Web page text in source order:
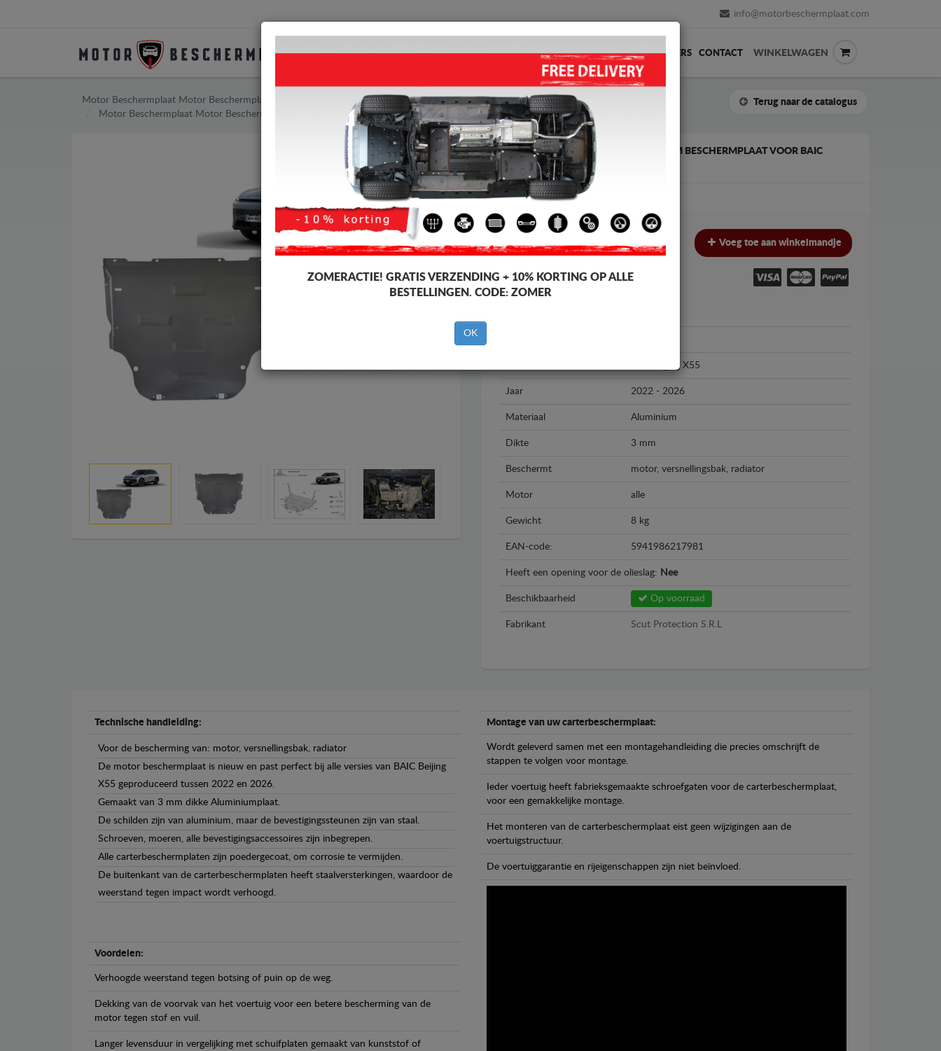
info@motorbeschermplaat.com
BESCHERMPLAAT HOME VERZENDING TERUGMELDING WEDERVERKOPERS CONTACT WINKELWAGEN
Motor Beschermplaat Motor Beschermplaat Baic
Motor Beschermplaat Motor Beschermplaat Baic Beijing X55
Terug naar de catalogus
MOTOR, VERSNELLINGSBAK ALUMINIUM BESCHERMPLAAT VOOR BAIC
BEIJING X55 (2022-2026)
Artikelcode: 40.100ALU
353€ Voeg toe aan winkelmandje
Baic Beijing X55
Jaar 2022 - 2026
Materiaal Aluminium
Dikte 3 mm
Beschermt motor, versnellingsbak, radiator
Motor alle
Gewicht 8 kg
EAN-code: 5941986217981
Heeft een opening voor de olieslag: Nee
Beschikbaarheid Op voorraad
Fabrikant Scut Protection S.R.L
Technische handleiding:
Voor de bescherming van: motor, versnellingsbak, radiator
De motor beschermplaat is nieuw en past perfect bij alle versies van BAIC Beijing
X55 geproduceerd tussen 2022 en 2026.
Gemaakt van 3 mm dikke Aluminiumplaat.
De schilden zijn van aluminium, maar de bevestigingssteunen zijn van staal.
Schroeven, moeren, alle bevestigingsaccessoires zijn inbegrepen.
Alle carterbeschermplaten zijn poedergecoat, om corrosie te vermijden.
De buitenkant van de carterbeschermplaten heeft staalversterkingen, waardoor de
weerstand tegen impact wordt verhoogd.
Voordelen:
Verhoogde weerstand tegen botsing of puin op de weg.
Dekking van de voorvak van het voertuig voor een betere bescherming van de
motor tegen stof en vuil.
Langer levensduur in vergelijking met schuifplaten gemaakt van kunststof of
Montage van uw carterbeschermplaat:
Wordt geleverd samen met een montagehandleiding die precies omschrijft de
stappen te volgen voor montage.
Ieder voertuig heeft fabrieksgemaakte schroefgaten voor de carterbeschermplaat,
voor een gemakkelijke montage.
Het monteren van de carterbeschermplaat eist geen wijzigingen aan de
voertuigstructuur.
De voertuiggarantie en rijeigenschappen zijn niet beïnvloed.
ZOMERACTIE! GRATIS VERZENDING + 10% KORTING OP ALLE
BESTELLINGEN. CODE: ZOMER
OK